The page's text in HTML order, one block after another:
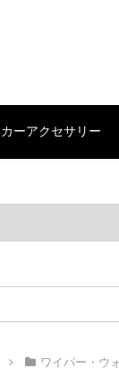
カーアクセサリー
ワイパー・ウ